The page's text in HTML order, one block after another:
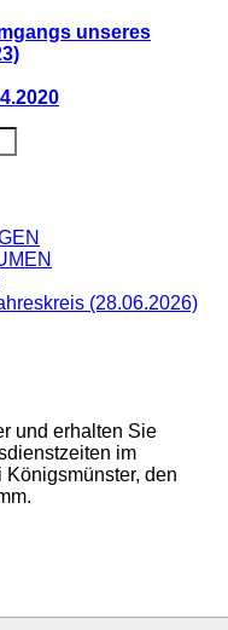
unseres
(28.06.2026)
und erhalten Sie
im
den